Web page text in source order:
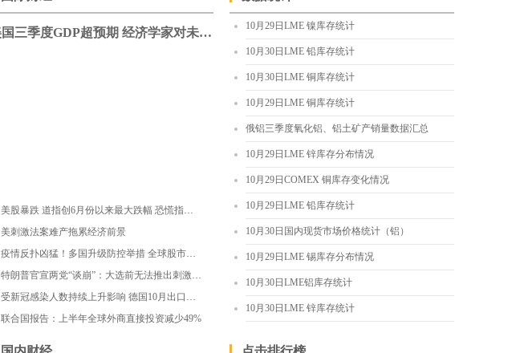
美国三季度GDP超预期 经济学家对未来经济走势看法不一
美股暴跌 道指创6月份以来最大跌幅 恐慌指数飙升
美刺激法案难产拖累经济前景
疫情反扑凶猛！多国升级防控举措 全球股市波动加剧 怎么破？
特朗普官宣两党“谈崩”：大选前无法推出刺激计划
受新冠感染人数持续上升影响 德国10月出口预期大幅下挫
联合国报告：上半年全球外商直接投资减少49%
10月29日LME 镍库存统计
10月30日LME 铅库存统计
10月30日LME 铜库存统计
10月29日LME 铜库存统计
俄铝三季度氧化铝、铝土矿产销量数据汇总
10月29日LME 锌库存分布情况
10月29日COMEX 铜库存变化情况
10月29日LME 铅库存统计
10月30日国内现货市场价格统计（铝）
10月29日LME 锡库存分布情况
10月30日LME铝库存统计
10月30日LME 锌库存统计